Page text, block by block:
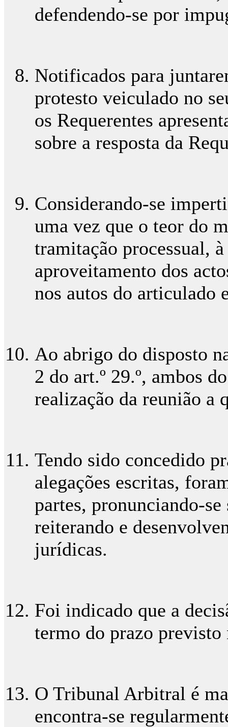
defendendo-se por
Notificados para
protesto veiculado no
os Requerentes
sobre a resposta da
Considerando-se
uma vez que o teor do
tramitação processual,
aproveitamento dos
nos autos do articulado
Ao abrigo do disposto
2 do art.º 29.º, ambos
realização da reunião a
Tendo sido concedido
alegações escritas,
partes, pronunciando-
reiterando e
jurídicas.
Foi indicado que a
termo do prazo previsto
O Tribunal Arbitral é
encontra-se